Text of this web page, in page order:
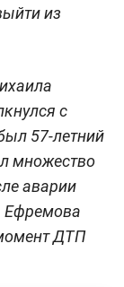
из
с
57-летний
множество
аварии
Ефремова
ДТП